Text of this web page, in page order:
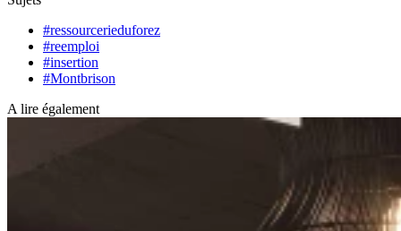
#ressourcerieduforez
#reemploi
#insertion
#Montbrison
A lire également